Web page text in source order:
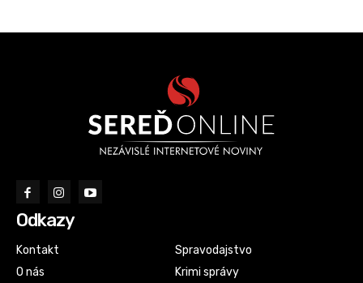
Odkazy
Kontakt
O nás
Spravodajstvo
Krimi správy